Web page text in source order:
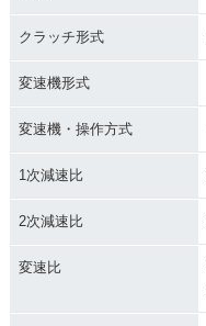
クラッチ形式
変速機形式
変速機・操作方式
1次減速比
2次減速比
変速比